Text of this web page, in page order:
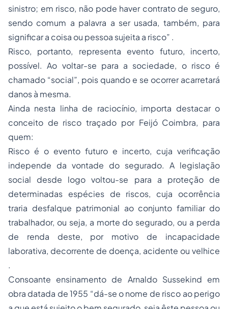
sinistro; em risco, não pode haver contrato de seguro,
sendo comum a palavra a ser usada, também, para
significar a coisa ou pessoa sujeita a risco” .
Risco, portanto, representa evento futuro, incerto,
possível. Ao voltar-se para a sociedade, o risco é
chamado “social”, pois quando e se ocorrer acarretará
danos à mesma.
Ainda nesta linha de raciocínio, importa destacar o
conceito de risco traçado por Feijó Coimbra, para
quem:
Risco é o evento futuro e incerto, cuja verificação
independe da vontade do segurado. A legislação
social desde logo voltou-se para a proteção de
determinadas espécies de riscos, cuja ocorrência
traria desfalque patrimonial ao conjunto familiar do
trabalhador, ou seja, a morte do segurado, ou a perda
de renda deste, por motivo de incapacidade
laborativa, decorrente de doença, acidente ou velhice
.
Consoante ensinamento de Arnaldo Sussekind em
obra datada de 1955 “dá-se o nome de risco ao perigo